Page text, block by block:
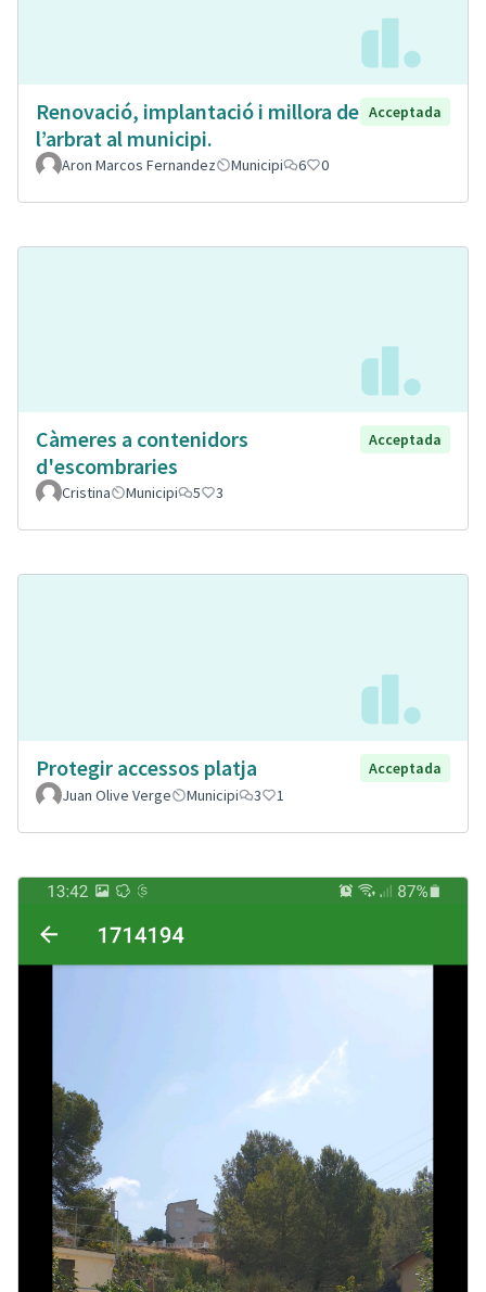
Renovació, implantació i millora de
l’arbrat al municipi.
Acceptada
Aron Marcos Fernandez Municipi 6 0
Càmeres a contenidors
d'escombraries
Acceptada
Cristina Municipi 5 3
Protegir accessos platja
Acceptada
Juan Olive Verge
Municipi 3 1